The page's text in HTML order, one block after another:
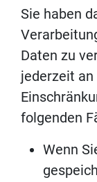
Sie haben
Daten zu
jederzeit an
folgenden
Wenn